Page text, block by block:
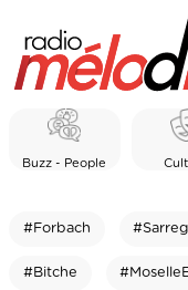
Buzz - People
#Forbach
#Bitche